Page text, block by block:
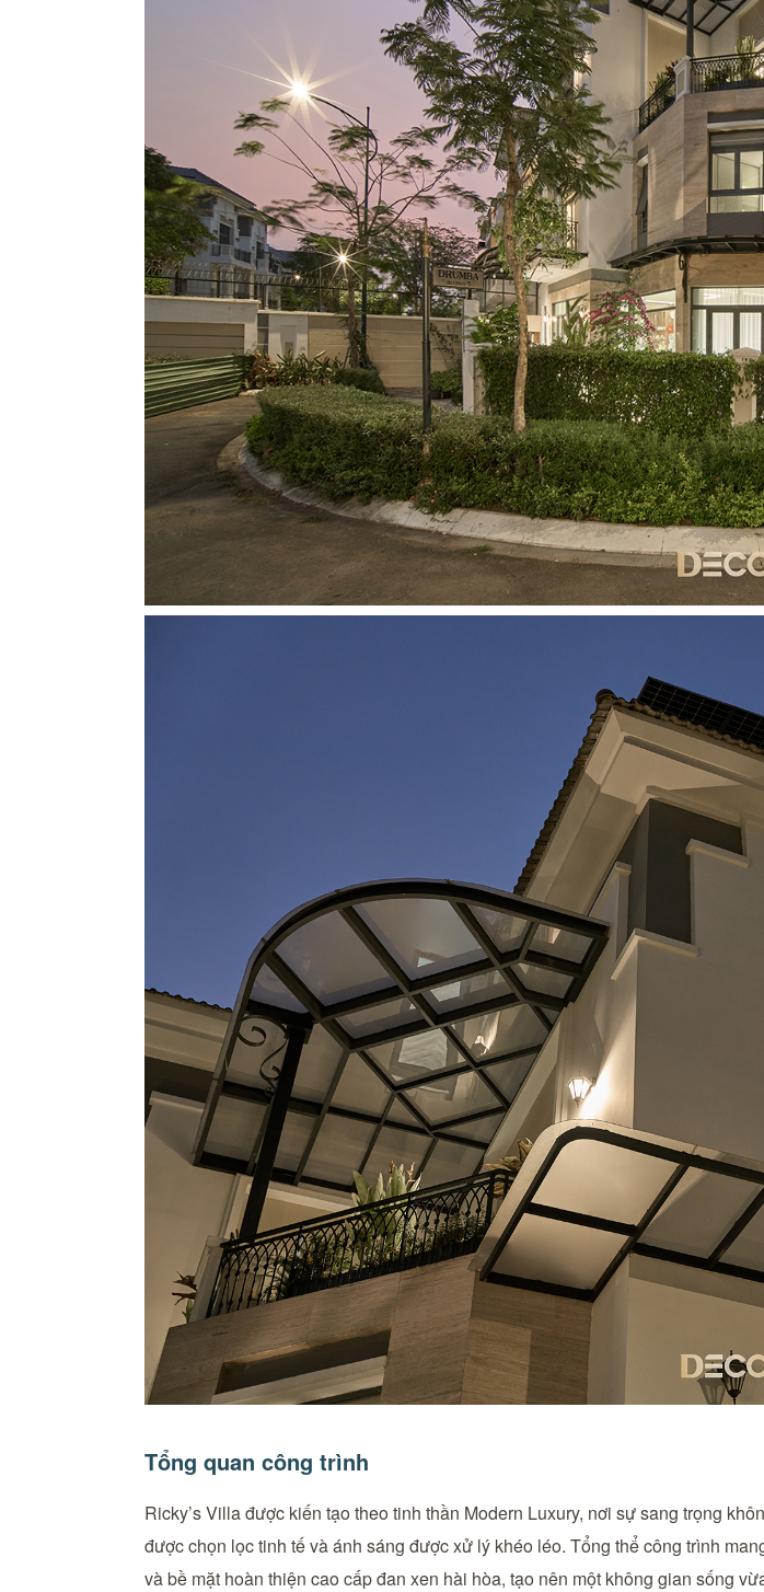
Tổng quan công trình
Ricky’s Villa được kiến tạo theo tinh thần Modern Luxury, nơi sự sang trọng
được chọn lọc tinh tế và ánh sáng được xử lý khéo léo. Tổng thể công trình
và bề mặt hoàn thiện cao cấp đan xen hài hòa, tạo nên một không gian sống